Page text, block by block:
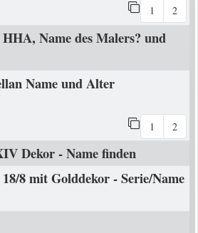
1 2
Name des Malers? und
Name und Alter
1 2
Dekor - Name finden
8 mit Golddekor - Serie/Name